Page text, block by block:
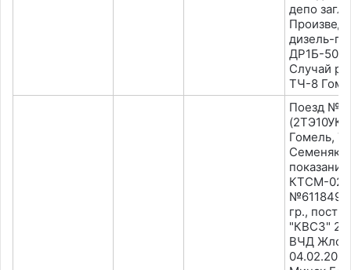
депо
дизель-
ДР1Б-
Случай
ТЧ-8
Поезд
(2ТЭ10УК-
Гомель,
Семеняк)
КТСМ-02.
гр.,
"КВС3"
ВЧД